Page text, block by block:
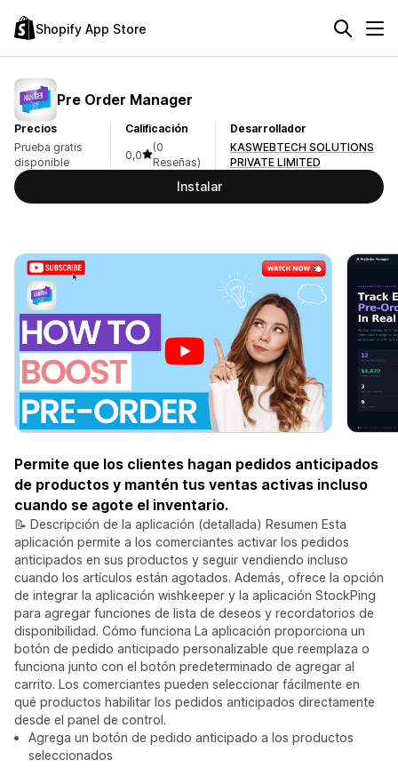
Shopify App Store
Pre Order Manager
Precios
Prueba gratis
disponible
Calificación
0,0
(0
Reseñas)
Desarrollador
KASWEBTECH SOLUTIONS
PRIVATE LIMITED
Instalar
Permite que los clientes hagan pedidos anticipados
de productos y mantén tus ventas activas incluso
cuando se agote el inventario.
📝 Descripción de la aplicación (detallada) Resumen Esta
aplicación permite a los comerciantes activar los pedidos
anticipados en sus productos y seguir vendiendo incluso
cuando los artículos están agotados. Además, ofrece la opción
de integrar la aplicación wishkeeper y la aplicación StockPing
para agregar funciones de lista de deseos y recordatorios de
disponibilidad. Cómo funciona La aplicación proporciona un
botón de pedido anticipado personalizable que reemplaza o
funciona junto con el botón predeterminado de agregar al
carrito. Los comerciantes pueden seleccionar fácilmente en
qué productos habilitar los pedidos anticipados directamente
desde el panel de control.
Agrega un botón de pedido anticipado a los productos
seleccionados